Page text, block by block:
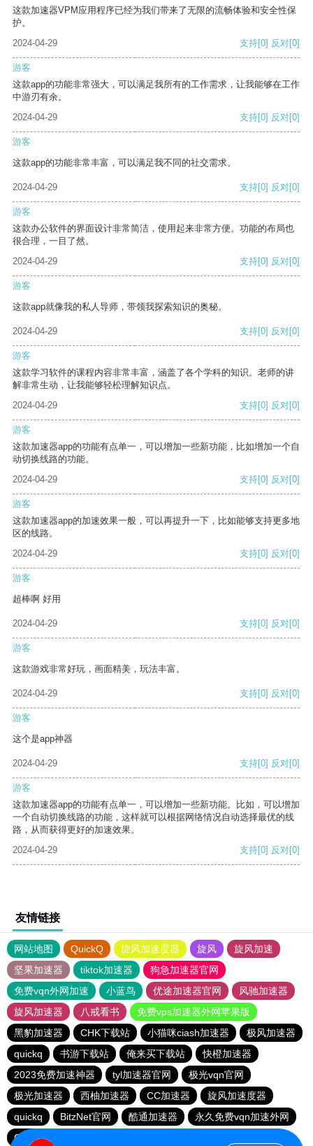
这款加速器VPM应用程序已经为我们带来了无限的流畅体验和安全性保
护。
2024-04-29
支持[0] 反对[0]
游客
这款app的功能非常强大，可以满足我所有的工作需求，让我能够在工作
中游刃有余。
2024-04-29
支持[0] 反对[0]
游客
这款app的功能非常丰富，可以满足我不同的社交需求。
2024-04-29 支持[0] 反对[0]
游客
这款办公软件的界面设计非常简洁，使用起来非常方便。功能的布局也
很合理，一目了然。
2024-04-29
支持[0] 反对[0]
游客
这款app就像我的私人导师，带领我探索知识的奥秘。
2024-04-29 支持[0] 反对[0]
游客
这款学习软件的课程内容非常丰富，涵盖了各个学科的知识。老师的讲
解非常生动，让我能够轻松理解知识点。
2024-04-29
支持[0] 反对[0]
游客
这款加速器app的功能有点单一，可以增加一些新功能，比如增加一个自
动切换线路的功能。
2024-04-29
支持[0] 反对[0]
游客
这款加速器app的加速效果一般，可以再提升一下，比如能够支持更多地
区的线路。
2024-04-29
支持[0] 反对[0]
游客
超棒啊 好用
2024-04-29 支持[0] 反对[0]
游客
这款游戏非常好玩，画面精美，玩法丰富。
2024-04-29 支持[0] 反对[0]
游客
这个是app神器
2024-04-29 支持[0] 反对[0]
游客
这款加速器app的功能有点单一，可以增加一些新功能。比如，可以增加
一个自动切换线路的功能，这样就可以根据网络情况自动选择最优的线
路，从而获得更好的加速效果。
2024-04-29
支持[0] 反对[0]
友情链接
网站地图 QuickQ 旋风加速度器 旋风
旋风加速
坚果加速器
tiktok加速器
狗急加速器官网
免费vqn外网加速
小蓝鸟 优途加速器官网
风驰加速器
旋风加速器
八戒看书
免费vps加速器外网苹果版
黑豹加速器
CHK下载站 小猫咪ciash加速器
极风加速器
quickq
书游下载站 俺来买下载站
快橙加速器
2023免费加速神器
tyl加速器官网
极光vqn官网
极光加速器
西柚加速器 CC加速器
旋风加速度器
quickq
BitzNet官网 酷通加速器
永久免费vqn加速外网
CHK下载站